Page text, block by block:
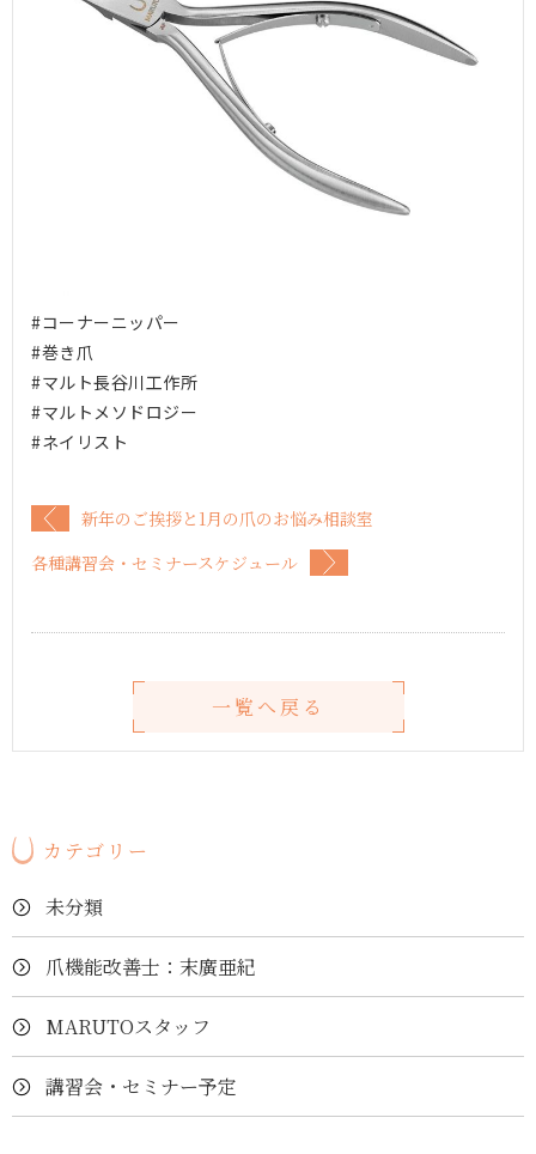
#コーナーニッパー
#巻き爪
#マルト長谷川工作所
#マルトメソドロジー
#ネイリスト
新年のご挨拶と1月の爪のお悩み相談室
各種講習会・セミナースケジュール
一覧へ戻る
カテゴリー
未分類
爪機能改善士：末廣亜紀
MARUTOスタッフ
講習会・セミナー予定